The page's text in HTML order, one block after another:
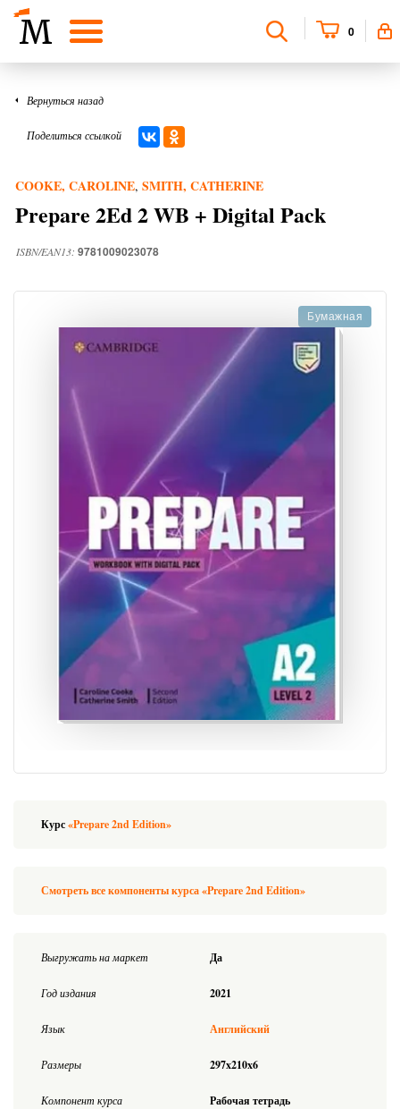
0
Вернуться назад
Поделиться ссылкой
COOKE, CAROLINE, SMITH, CATHERINE
Prepare 2Ed 2 WB + Digital Pack
ISBN/EAN13: 9781009023078
Бумажная
Курс«Prepare 2nd Edition»
Смотреть все компоненты курса «Prepare 2nd Edition»
Выгружать на маркет Да
Год издания 2021
Язык Английский
Размеры 297x210x6
Компонент курса Рабочая тетрадь